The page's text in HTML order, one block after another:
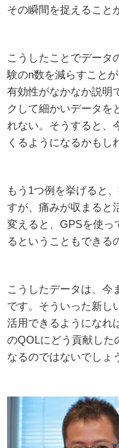
その瞬間を捉えること
こうしたことでデータ
験のn数を減らすこと
有効性がなかなか説明
クして細かいデータを
れない。そうすると、
くるようになるかもし
もう1つ例を挙げると
すが、痛みが収まると
変えると、GPSを使っ
るということもできる
こうしたデータは、今
です。そういった新し
活用できるようになれ
のQOLにどう貢献した
なるのではないでしょ